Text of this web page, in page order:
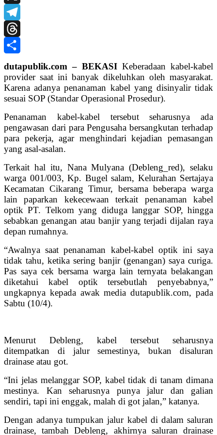
X
Telegram
Threads
Share
dutapublik.com – BEKASI Keberadaan kabel-kabel
provider saat ini banyak dikeluhkan oleh masyarakat.
Karena adanya penanaman kabel yang disinyalir tidak
sesuai SOP (Standar Operasional Prosedur).
Penanaman kabel-kabel tersebut seharusnya ada
pengawasan dari para Pengusaha bersangkutan terhadap
para pekerja, agar menghindari kejadian pemasangan
yang asal-asalan.
Terkait hal itu, Nana Mulyana (Debleng_red), selaku
warga 001/003, Kp. Bugel salam, Kelurahan Sertajaya
Kecamatan Cikarang Timur, bersama beberapa warga
lain paparkan kekecewaan terkait penanaman kabel
optik PT. Telkom yang diduga langgar SOP, hingga
sebabkan genangan atau banjir yang terjadi dijalan raya
depan rumahnya.
“Awalnya saat penanaman kabel-kabel optik ini saya
tidak tahu, ketika sering banjir (genangan) saya curiga.
Pas saya cek bersama warga lain ternyata belakangan
diketahui kabel optik tersebutlah penyebabnya,”
ungkapnya kepada awak media dutapublik.com, pada
Sabtu (10/4).
Menurut Debleng, kabel tersebut seharusnya
ditempatkan di jalur semestinya, bukan disaluran
drainase atau got.
“Ini jelas melanggar SOP, kabel tidak di tanam dimana
mestinya. Kan seharusnya punya jalur dan galian
sendiri, tapi ini enggak, malah di got jalan,” katanya.
Dengan adanya tumpukan jalur kabel di dalam saluran
drainase, tambah Debleng, akhirnya saluran drainase